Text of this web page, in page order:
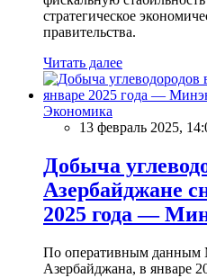
стратегическое
правительства.
Читать далее
Экономика
13 февраль 2025,
Добыча
Азербайджане
2025 года —
По оперативным данным
Азербайджана, в январе